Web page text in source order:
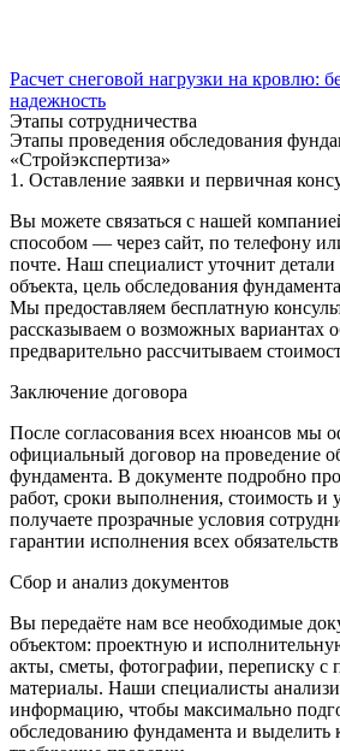
Расчет снеговой нагрузки на кровлю:
надежность
Этапы сотрудничества
Этапы проведения обследования
«Стройэкспертиза»
1. Оставление заявки и первичная
Вы можете связаться с нашей
способом — через сайт, по телефону
почте. Наш специалист уточнит детали
объекта, цель обследования
Мы предоставляем бесплатную
рассказываем о возможных вариантах
предварительно рассчитываем
Заключение договора
После согласования всех нюансов мы
официальный договор на проведение
фундамента. В документе подробно
работ, сроки выполнения, стоимость
получаете прозрачные условия
гарантии исполнения всех
Сбор и анализ документов
Вы передаёте нам все необходимые
объектом: проектную и
акты, сметы, фотографии, переписку с
материалы. Наши специалисты
информацию, чтобы максимально
обследованию фундамента и выделить